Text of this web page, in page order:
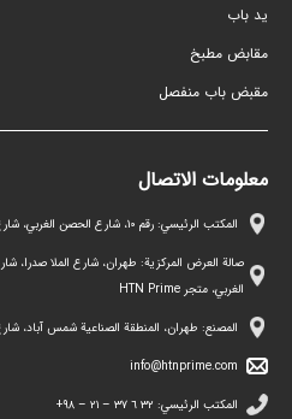
ید باب
مقابض مطبخ
مقبض باب منفصل
معلومات الاتصال
المكتب الرئيسي: رقم ١٠، شارع الحصن الغربي، شارع الإمام الخميني، طهران
صالة العرض المركزية: طهران، شارع الملا صدرا،
الغربي، متجر HTN Prime
المصنع: طهران، المنطقة الصناعية شمس آباد،
info@htnprime.com
المكتب الرئيسي: ٣٢ ٦ ٣٧ – ٢١ – ۹۸+